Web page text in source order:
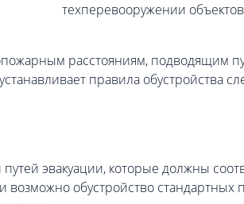
техперевооружении
расстояниям, подводящим
правила обустройства
эвакуации, которые должны
возможно обустройство